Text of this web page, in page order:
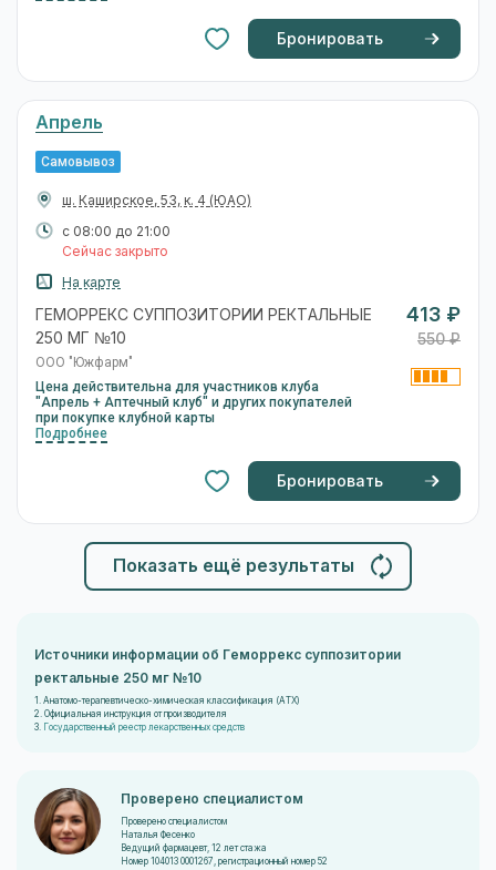
Бронировать
Апрель
Самовывоз
ш. Каширское, 53, к. 4 (ЮАО)
с 08:00 до 21:00
Сейчас закрыто
На карте
ГЕМОРРЕКС СУППОЗИТОРИИ РЕКТАЛЬНЫЕ
250 МГ №10
ООО "Южфарм"
Цена действительна для участников клуба
"Апрель + Аптечный клуб" и других покупателей
при покупке клубной карты
Подробнее
413 ₽
550 ₽
Бронировать
Показать ещё результаты
Источники информации об Геморрекс суппозитории
ректальные 250 мг №10
1. Анатомо-терапевтическо-химическая классификация (ATX)
2. Официальная инструкция от производителя
3.
Государственный реестр лекарственных средств
Проверено специалистом
Проверено специалистом
Наталья Фесенко
Ведущий фармацевт, 12 лет стажа
Номер 104013 0001267, регистрационный номер 52